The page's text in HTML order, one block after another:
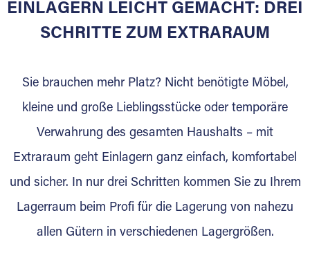
Sie bieten Kunden Lagerraum zur Miete, der
für die Einlagerung von Umzugsgut gebaut
Lagerkunden und Vermietungen.
Ihre Vorteile als Extraraum Partner:
Marktgerechte Preise
Digitale Buchungsplattform
Gewinnung von Neukunden
Nachricht.
EINLAGERN LEICHT GEMACHT: DREI
SCHRITTE ZUM EXTRARAUM
Sie brauchen mehr Platz? Nicht benötigte Möbel,
kleine und große Lieblingsstücke oder temporäre
Verwahrung des gesamten Haushalts – mit
Extraraum geht Einlagern ganz einfach, komfortabel
und sicher. In nur drei Schritten kommen Sie zu Ihrem
Lagerraum beim Profi für die Lagerung von nahezu
allen Gütern in verschiedenen Lagergrößen.